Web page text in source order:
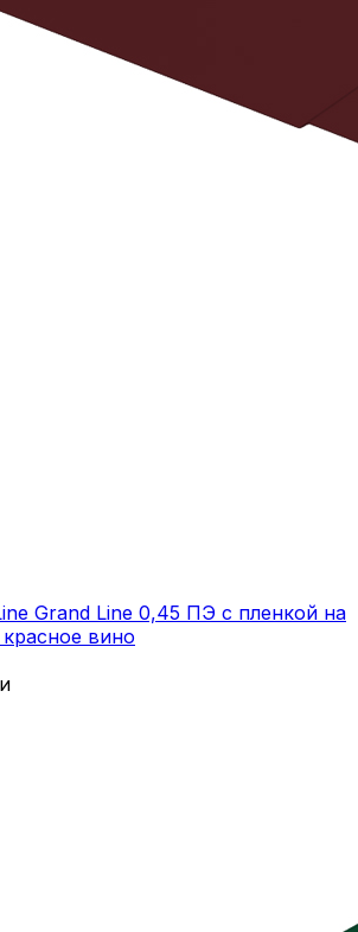
Grand Line 0,45 ПЭ с пленкой на
вино